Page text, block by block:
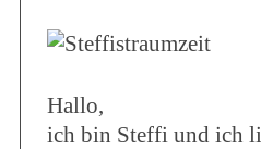
Hallo,
ich bin Steffi und ich